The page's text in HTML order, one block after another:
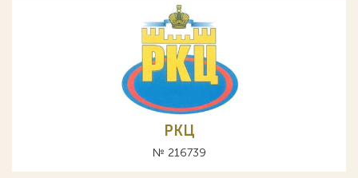
РКЦ
№ 216739